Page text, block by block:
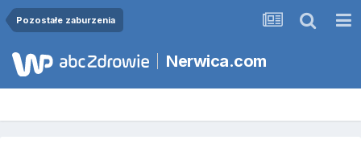
Pozostałe zaburzenia
Nerwica.com